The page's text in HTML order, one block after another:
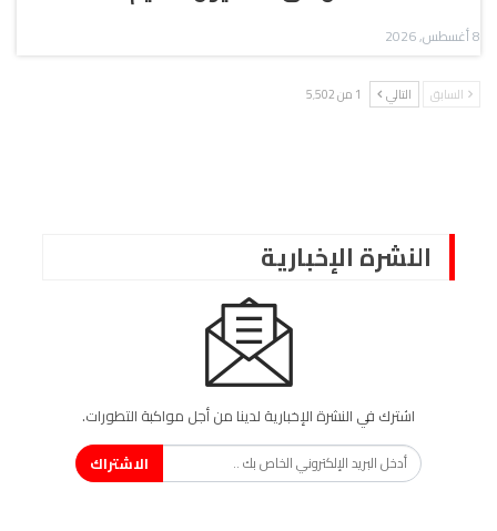
8 أغسطس, 2026
السابق التالي 1 من 5٬502
النشرة الإخبارية
اشترك في النشرة الإخبارية لدينا من أجل مواكبة التطورات.
الاشتراك